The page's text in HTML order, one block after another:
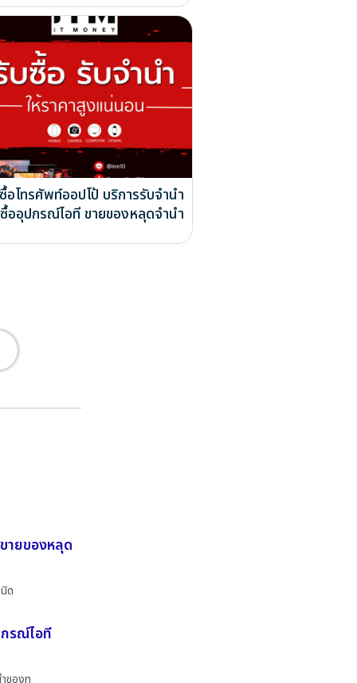
อโทรศัพท์ออปโป้ บริการรับจำนำ
ออุปกรณ์ไอที ขายของหลุดจำนำ
ายของหลุด
ด
กรณ์ไอที
ของท